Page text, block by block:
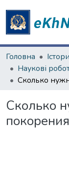
Головна
Сколько